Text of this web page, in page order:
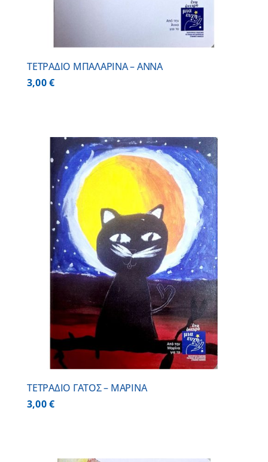
ΤΕΤΡΑΔΙΟ ΜΠΑΛΑΡΙΝΑ – ΑΝΝΑ
3,00€
ΤΕΤΡΑΔΙΟ ΓΑΤΟΣ – ΜΑΡΙΝΑ
3,00€